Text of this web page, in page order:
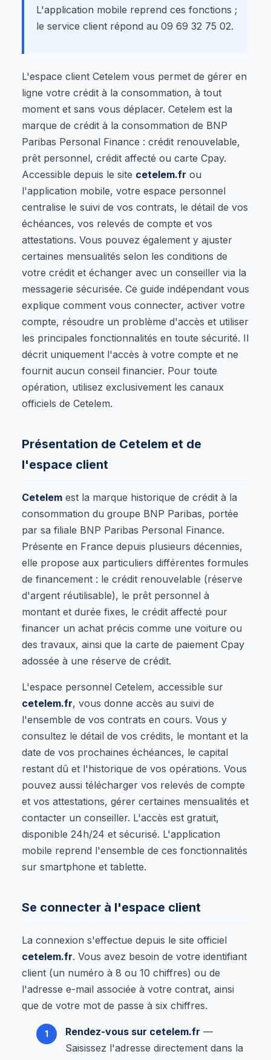
L'application mobile reprend ces fonctions ;
le service client répond au 09 69 32 75 02.
L'espace client Cetelem vous permet de gérer en
ligne votre crédit à la consommation, à tout
moment et sans vous déplacer. Cetelem est la
marque de crédit à la consommation de BNP
Paribas Personal Finance : crédit renouvelable,
prêt personnel, crédit affecté ou carte Cpay.
Accessible depuis le site cetelem.fr ou
l'application mobile, votre espace personnel
centralise le suivi de vos contrats, le détail de vos
échéances, vos relevés de compte et vos
attestations. Vous pouvez également y ajuster
certaines mensualités selon les conditions de
votre crédit et échanger avec un conseiller via la
messagerie sécurisée. Ce guide indépendant vous
explique comment vous connecter, activer votre
compte, résoudre un problème d'accès et utiliser
les principales fonctionnalités en toute sécurité. Il
décrit uniquement l'accès à votre compte et ne
fournit aucun conseil financier. Pour toute
opération, utilisez exclusivement les canaux
officiels de Cetelem.
Présentation de Cetelem et de
l'espace client
Cetelem est la marque historique de crédit à la
consommation du groupe BNP Paribas, portée
par sa filiale BNP Paribas Personal Finance.
Présente en France depuis plusieurs décennies,
elle propose aux particuliers différentes formules
de financement : le crédit renouvelable (réserve
d'argent réutilisable), le prêt personnel à
montant et durée fixes, le crédit affecté pour
financer un achat précis comme une voiture ou
des travaux, ainsi que la carte de paiement Cpay
adossée à une réserve de crédit.
L'espace personnel Cetelem, accessible sur
cetelem.fr, vous donne accès au suivi de
l'ensemble de vos contrats en cours. Vous y
consultez le détail de vos crédits, le montant et la
date de vos prochaines échéances, le capital
restant dû et l'historique de vos opérations. Vous
pouvez aussi télécharger vos relevés de compte
et vos attestations, gérer certaines mensualités et
contacter un conseiller. L'accès est gratuit,
disponible 24h/24 et sécurisé. L'application
mobile reprend l'ensemble de ces fonctionnalités
sur smartphone et tablette.
Se connecter à l'espace client
La connexion s'effectue depuis le site officiel
cetelem.fr. Vous avez besoin de votre identifiant
client (un numéro à 8 ou 10 chiffres) ou de
l'adresse e-mail associée à votre contrat, ainsi
que de votre mot de passe à six chiffres.
Rendez-vous sur cetelem.fr —
Saisissez l'adresse directement dans la